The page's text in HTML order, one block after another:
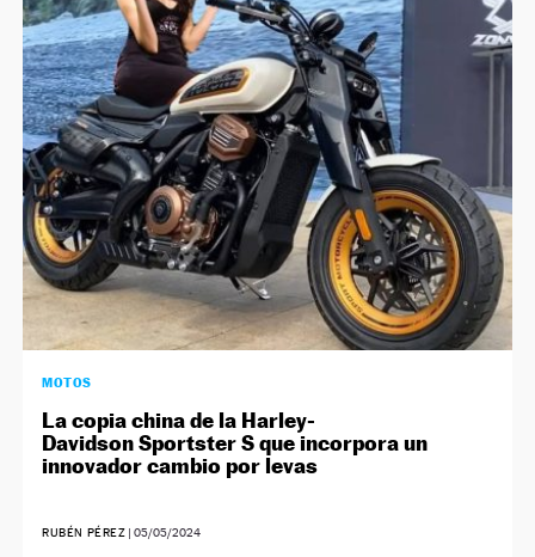
MOTOS
La copia china de la Harley-
Davidson Sportster S que incorpora un
innovador cambio por levas
RUBÉN PÉREZ |05/05/2024